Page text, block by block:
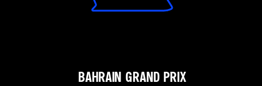
BAHRAIN GRAND PRIX